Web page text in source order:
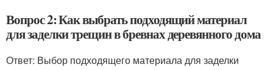
Вопрос 2: Как выбрать подходящий материал
для заделки трещин в бревнах деревянного дома
Ответ: Выбор подходящего материала для заделки